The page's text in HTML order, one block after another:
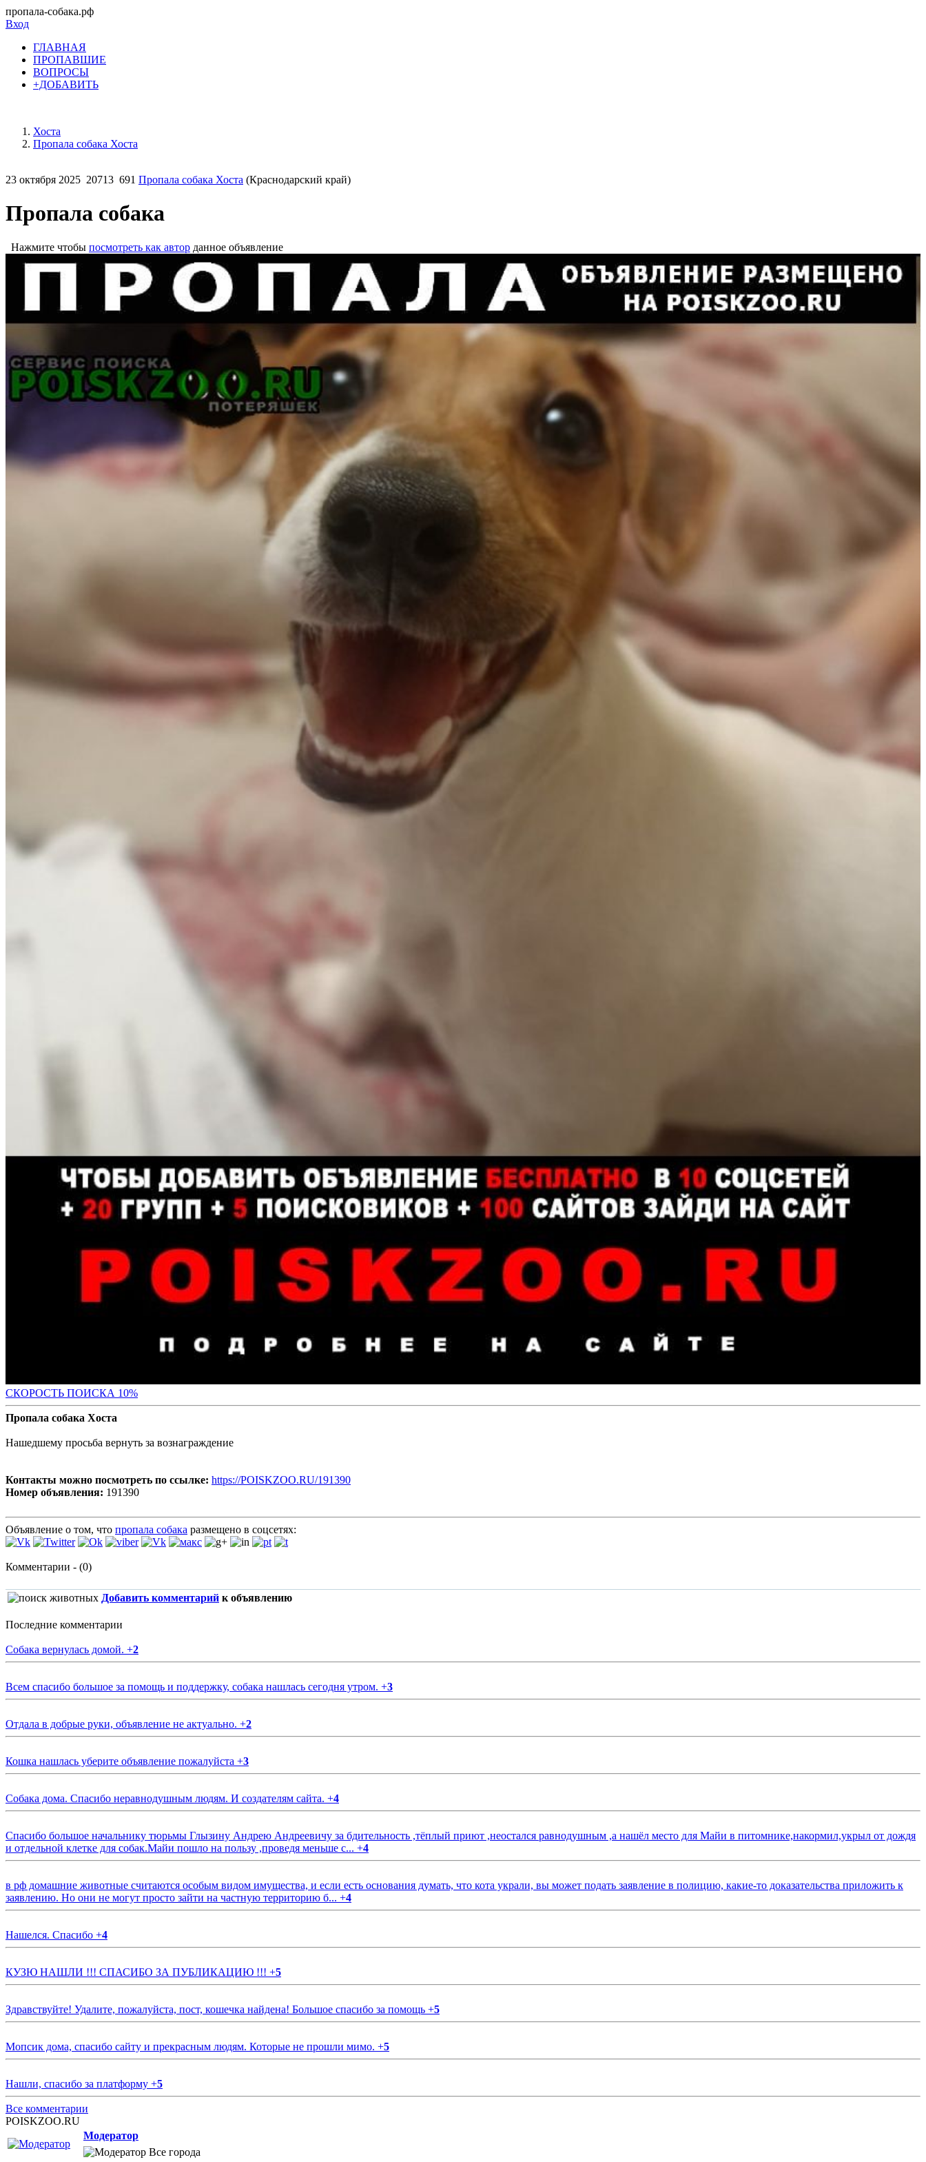
пропала-собака.рф
Вход
ГЛАВНАЯ
ПРОПАВШИЕ
ВОПРОСЫ
+ДОБАВИТЬ
Хоста
Пропала собака Хоста
23 октября 2025 20713 691 Пропала собака Хоста (Краснодарский край)
Пропала собака
Нажмите чтобы посмотреть как автор данное объявление
СКОРОСТЬ ПОИСКА 10%
Пропала собака Хоста
Нашедшему просьба вернуть за вознаграждение
Контакты можно посмотреть по ссылке: https://POISKZOO.RU/191390
Номер объявления: 191390
Объявление о том, что пропала собака размещено в соцсетях:
Комментарии - (0)
Добавить комментарий к объявлению
Последние комментарии
Собака вернулась домой. +2
Всем спасибо большое за помощь и поддержку, собака нашлась сегодня утром. +3
Отдала в добрые руки, объявление не актуально. +2
Кошка нашлась уберите объявление пожалуйста +3
Собака дома. Спасибо неравнодушным людям. И создателям сайта. +4
Спасибо большое начальнику тюрьмы Глызину Андрею Андреевичу за бдительность ,тёплый приют ,неостался равнодушным ,а нашёл место для Майи в питомнике,накормил,укрыл от дождя
и отдельной клетке для собак.Майи пошло на пользу ,проведя меньше с... +4
в рф домашние животные считаются особым видом имущества, и если есть основания думать, что кота украли, вы может подать заявление в полицию, какие-то доказательства приложить к
заявлению. Но они не могут просто зайти на частную территорию б... +4
Нашелся. Спасибо +4
КУЗЮ НАШЛИ !!! СПАСИБО ЗА ПУБЛИКАЦИЮ !!! +5
Здравствуйте! Удалите, пожалуйста, пост, кошечка найдена! Большое спасибо за помощь +5
Мопсик дома, спасибо сайту и прекрасным людям. Которые не прошли мимо. +5
Нашли, спасибо за платформу +5
Все комментарии
POISKZOO.RU
Модератор
Все города